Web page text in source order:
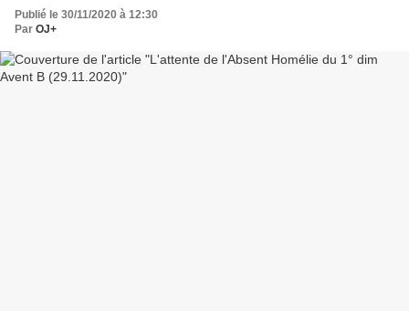
Publié le 30/11/2020 à 12:30
Par OJ+